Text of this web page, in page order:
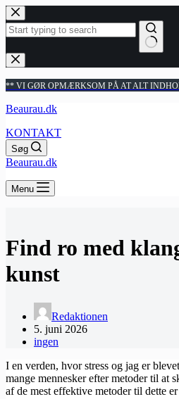
Fortsæt
til
indhold
Ingen
resultater
** VI GØR OPMÆRKSOM PÅ AT ALT
Beaurau.dk
KONTAKT
Søg
Beaurau.dk
Menu
Find ro med
kunst
Redaktionen
5. juni 2026
ingen
I en verden, hvor stress og jag er
mange mennesker efter metoder til at
af de mest effektive metoder til dette